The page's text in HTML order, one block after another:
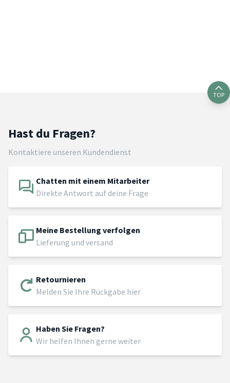
TOP
Hast du Fragen?
Kontaktiere unseren Kundendienst
Chatten mit einem Mitarbeiter
Direkte Antwort auf deine Frage
Meine Bestellung verfolgen
Lieferung und versand
Retournieren
Melden Sie Ihre Rückgabe hier
Haben Sie Fragen?
Wir helfen Ihnen gerne weiter